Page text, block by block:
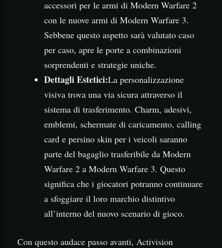
accessori per le armi di Modern Warfare 2
con le nuove armi di Modern Warfare 3.
Sebbene questo aspetto sarà valutato caso
per caso, apre le porte a combinazioni
sorprendenti e strategie uniche.
Dettagli Estetici:La personalizzazione
visiva trova una via sicura attraverso il
sistema di trasferimento. Charm, adesivi,
emblemi, schermate di caricamento, calling
card e persino skin per i veicoli saranno
parte del bagaglio trasferibile da Modern
Warfare 2 a Modern Warfare 3. Questo
significa che i giocatori potranno continuare
a sfoggiare il loro marchio distintivo
all’interno del nuovo scenario di gioco.
Con questo audace passo avanti, Activision